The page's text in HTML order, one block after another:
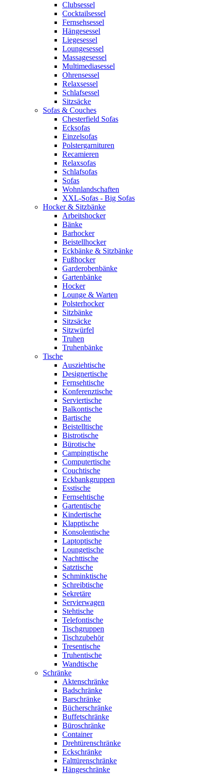
Clubsessel
Cocktailsessel
Fernsehsessel
Hängesessel
Liegesessel
Loungesessel
Massagesessel
Multimediasessel
Ohrensessel
Relaxsessel
Schlafsessel
Sitzsäcke
Sofas & Couches
Chesterfield Sofas
Ecksofas
Einzelsofas
Polstergarnituren
Recamieren
Relaxsofas
Schlafsofas
Sofas
Wohnlandschaften
XXL-Sofas - Big Sofas
Hocker & Sitzbänke
Arbeitshocker
Bänke
Barhocker
Beistellhocker
Eckbänke & Sitzbänke
Fußhocker
Garderobenbänke
Gartenbänke
Hocker
Lounge & Warten
Polsterhocker
Sitzbänke
Sitzsäcke
Sitzwürfel
Truhen
Truhenbänke
Tische
Ausziehtische
Designertische
Fernsehtische
Konferenztische
Serviertische
Balkontische
Bartische
Beistelltische
Bistrotische
Bürotische
Campingtische
Computertische
Couchtische
Eckbankgruppen
Esstische
Fernsehtische
Gartentische
Kindertische
Klapptische
Konsolentische
Laptoptische
Loungetische
Nachttische
Satztische
Schminktische
Schreibtische
Sekretäre
Servierwagen
Stehtische
Telefontische
Tischgruppen
Tischzubehör
Tresentische
Truhentische
Wandtische
Schränke
Aktenschränke
Badschränke
Barschränke
Bücherschränke
Buffetschränke
Büroschränke
Container
Drehtürenschränke
Eckschränke
Falttürenschränke
Hängeschränke